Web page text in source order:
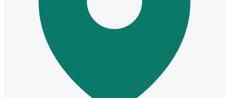
Cửa Nhựa Y@door